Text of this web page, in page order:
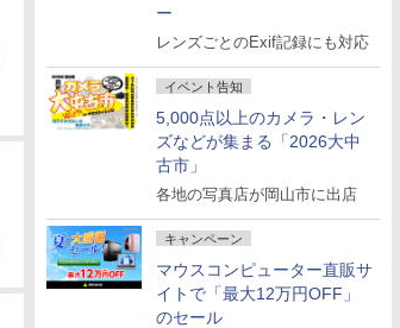
ー
レンズごとのExif記録にも対応
イベント告知
5,000点以上のカメラ・レン
ズなどが集まる「2026大中
古市」
各地の写真店が岡山市に出店
キャンペーン
マウスコンピューター直販サ
イトで「最大12万円OFF」
のセール